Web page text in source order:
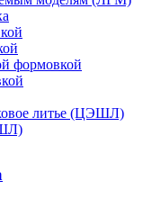
формовкой
литье (ЦЭШЛ)